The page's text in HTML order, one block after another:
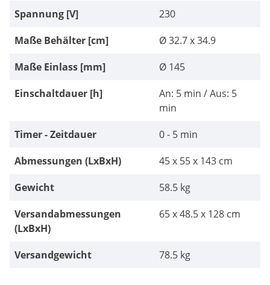
Spannung [V]
230
Maße Behälter [cm]
Ø 32.7 x 34.9
Maße Einlass [mm]
Ø 145
Einschaltdauer [h]
An: 5 min / Aus: 5
min
Timer - Zeitdauer
0 - 5 min
Abmessungen (LxBxH)
45 x 55 x 143 cm
Gewicht
58.5 kg
Versandabmessungen
(LxBxH)
65 x 48.5 x 128 cm
Versandgewicht 78.5 kg